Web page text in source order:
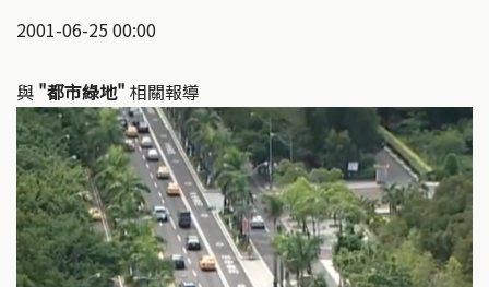
2001-06-25 00:00
與 "都市綠地" 相關報導